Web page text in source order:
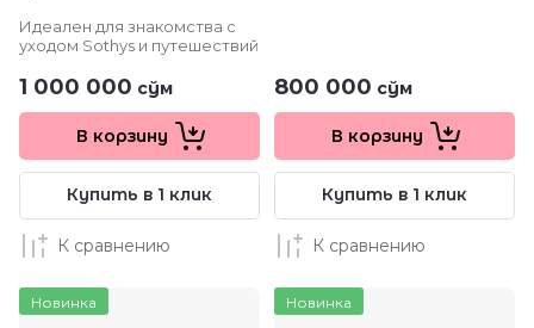
Идеален для знакомства с
уходом Sothys и путешествий
1 000 000 сўм
В корзину
Купить в 1 клик
К сравнению
800 000 сўм
В корзину
Купить в 1 клик
К сравнению
Новинка Новинка